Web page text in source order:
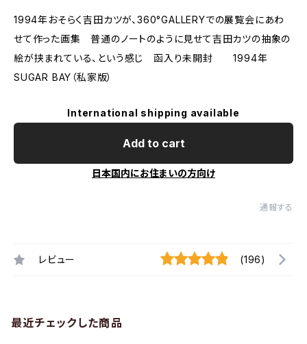
1994年おそらく吉田カツが、360°GALLERYでの展覧会にあわ
せて作った画集 普通のノートのように見せて吉田カツの抽象の
絵が挟まれている、という感じ 函入り未開封 1994年
SUGAR BAY（私家版）
International shipping available
Add to cart
日本国内にお住まいの方向け
通報する
レビュー (196)
最近チェックした商品